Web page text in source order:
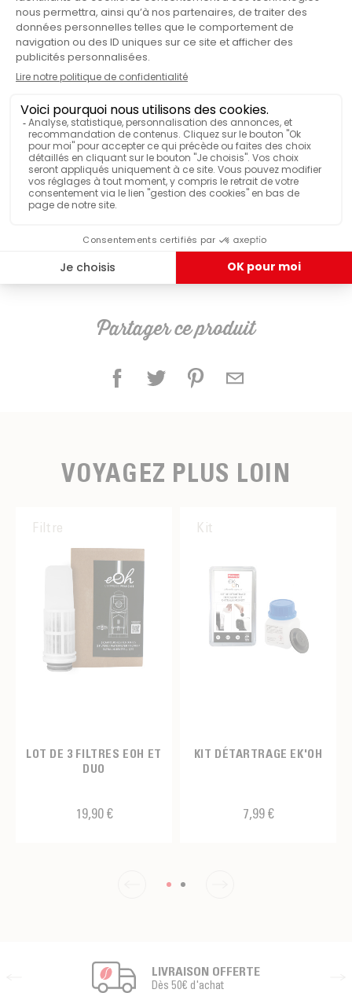
Détartrant DeLonghi EcoDecalk -
2x100ml
Partager ce produit
VOYAGEZ PLUS LOIN
Filtre
LOT DE 3 FILTRES EOH ET
DUO
19,90 €
Kit
KIT DÉTARTRAGE EK'OH
7,99 €
LIVRAISON OFFERTE
Dès 50€ d'achat